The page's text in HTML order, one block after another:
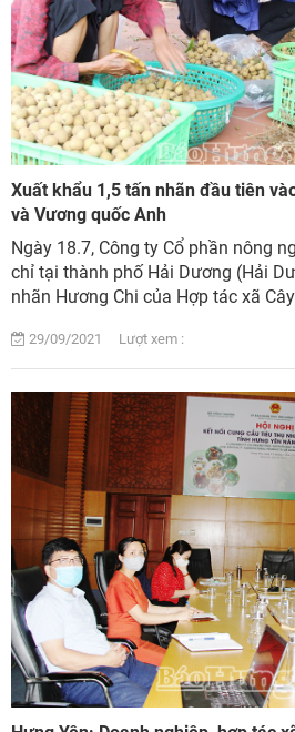
Xuất khẩu 1,5 tấn nhãn đầu tiên
và Vương quốc Anh
Ngày 18.7, Công ty Cổ phần nông
chỉ tại thành phố Hải Dương (Hải
nhãn Hương Chi của Hợp tác xã
29/09/2021 Lượt xem :